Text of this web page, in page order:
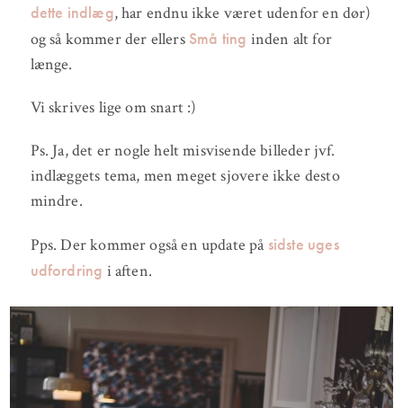
dette indlæg, har endnu ikke været udenfor en dør)
og så kommer der ellers Små ting inden alt for
længe.
Vi skrives lige om snart :)
Ps. Ja, det er nogle helt misvisende billeder jvf.
indlæggets tema, men meget sjovere ikke desto
mindre.
Pps. Der kommer også en update på sidste uges
udfordring i aften.